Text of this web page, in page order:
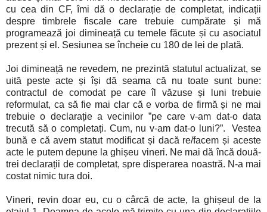
cu cea din CF, îmi dă o declarație de completat, indicații
despre timbrele fiscale care trebuie cumpărate și mă
programează joi dimineață cu temele făcute și cu asociatul
prezent și el. Sesiunea se încheie cu 180 de lei de plată.
Joi dimineață ne revedem, ne prezintă statutul actualizat, se
uită peste acte și își dă seama că nu toate sunt bune:
contractul de comodat pe care îl văzuse și luni trebuie
reformulat, ca să fie mai clar că e vorba de firmă și ne mai
trebuie o declarație a vecinilor ”pe care v-am dat-o data
trecută să o completați. Cum, nu v-am dat-o luni?”. Vestea
bună e că avem statut modificat și dacă re/facem și aceste
acte le putem depune la ghișeu vineri. Ne mai dă încă două-
trei declarații de completat, spre disperarea noastră. N-a mai
costat nimic tura doi.
Vineri, revin doar eu, cu o cârcă de acte, la ghișeul de la